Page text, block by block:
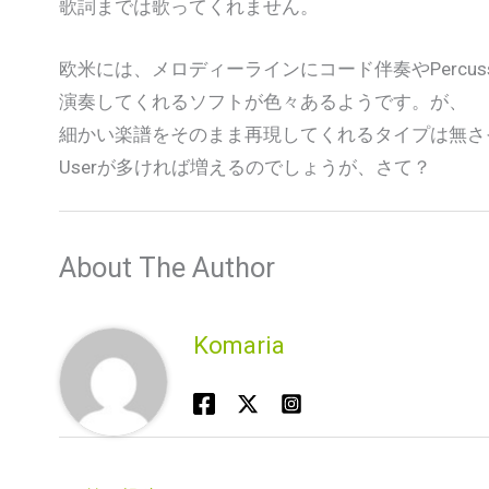
歌詞までは歌ってくれません。
欧米には、メロディーラインにコード伴奏や
演奏してくれるソフトが色々あるようです。が、
細かい楽譜をそのまま再現してくれるタイプは無さ
Userが多ければ増えるのでしょうが、さて？
About The Author
Komaria